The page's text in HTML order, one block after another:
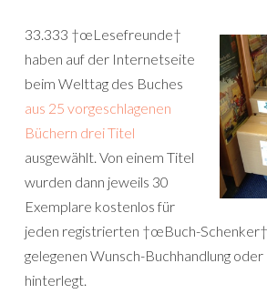
33.333 †œLesefreunde†
haben auf der Internetseite
beim Welttag des Buches
aus 25 vorgeschlagenen
Büchern drei Titel
ausgewählt. Von einem Titel
wurden dann jeweils 30
Exemplare kostenlos für
jeden registrierten †œBuch-
gelegenen Wunsch-Buchhandlung
hinterlegt.